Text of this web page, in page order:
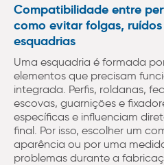
Compatibilidade entre
como evitar folgas,
esquadrias
Uma esquadria é formada
elementos que precisam
integrada. Perfis, roldanas,
escovas, guarnições e
específicas e influenciam
final. Por isso, escolher um
aparência ou por uma
problemas durante a